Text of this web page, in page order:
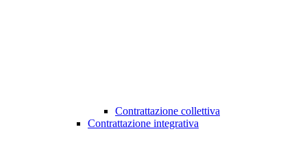
Contrattazione collettiva
Contrattazione integrativa